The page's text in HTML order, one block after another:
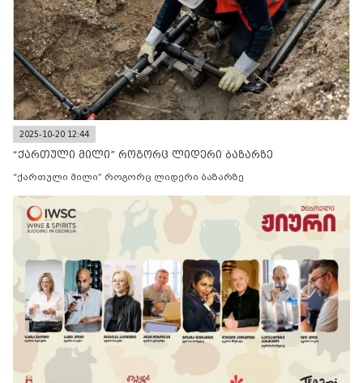
2025-10-20 12:44
“ქართული მილი” როგორც ლიდერი ბაზარზე
“ქართული მილი” როგორც ლიდერი ბაზარზე